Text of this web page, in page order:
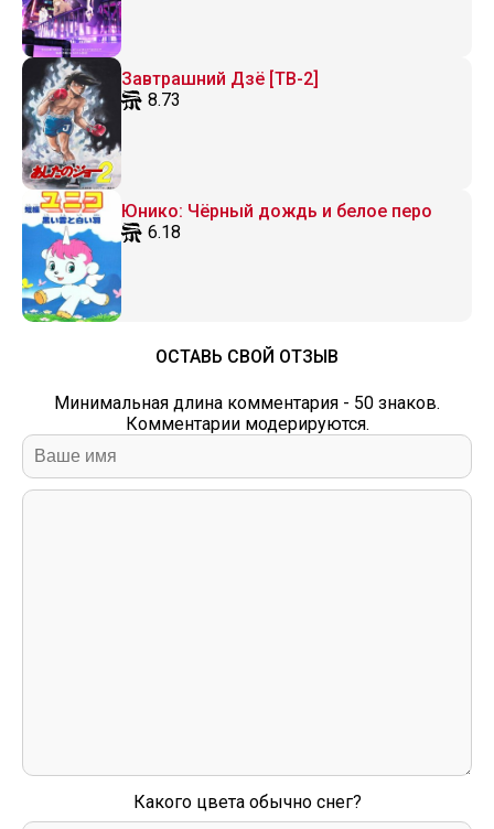
Завтрашний Дзё [ТВ-2]
8.73
Юнико: Чёрный дождь и белое перо
6.18
ОСТАВЬ СВОЙ ОТЗЫВ
Минимальная длина комментария - 50 знаков.
Комментарии модерируются.
Какого цвета обычно снег?